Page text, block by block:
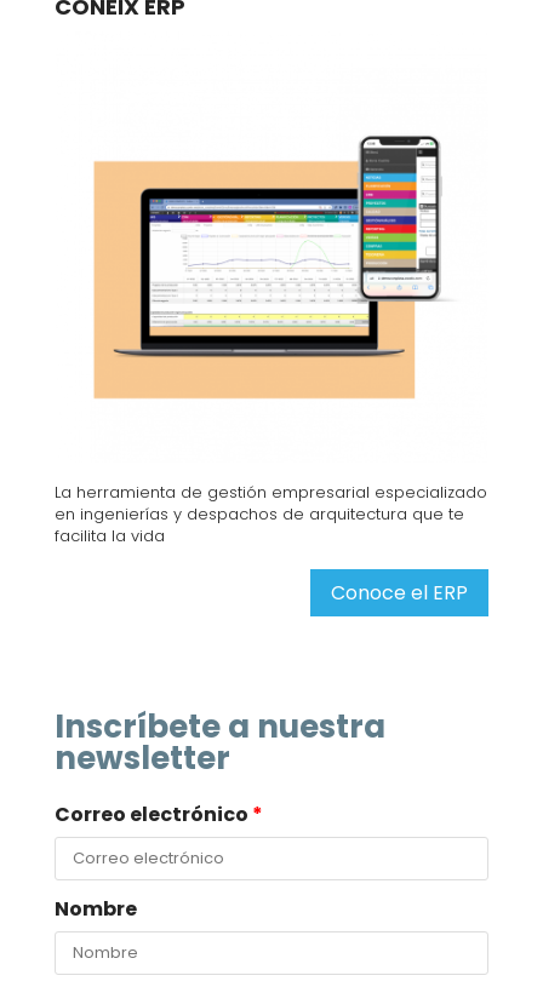
CONEIX ERP
La herramienta de gestión empresarial especializado
en ingenierías y despachos de arquitectura que te
facilita la vida
Conoce el ERP
Inscríbete a nuestra
newsletter
Correo electrónico *
Nombre